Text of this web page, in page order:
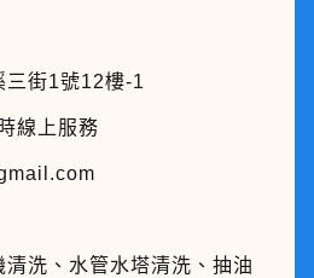
三街1號12樓-1
線上服務
清洗、水管水塔清洗、抽油